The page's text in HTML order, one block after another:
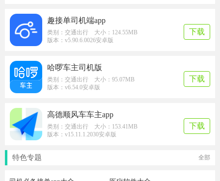
趣接单司机端app
类别：交通出行 大小：124.55MB
版本：v5.90.6.0026安卓版
下载
哈啰车主司机版
类别：交通出行 大小：95.07MB
版本：v6.54.0安卓版
下载
高德顺风车车主app
类别：交通出行 大小：153.41MB
版本：v15.11.1.2030安卓版
下载
特色专题 全部